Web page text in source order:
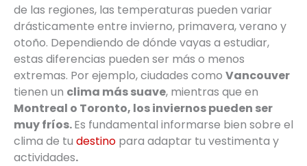
de las regiones, las temperaturas pueden variar
drásticamente entre invierno, primavera, verano y
otoño. Dependiendo de dónde vayas a estudiar,
estas diferencias pueden ser más o menos
extremas. Por ejemplo, ciudades como Vancouver
tienen un clima más suave, mientras que en
Montreal o Toronto, los inviernos pueden ser
muy fríos.Es fundamental informarse bien sobre el
clima de tu destino para adaptar tu vestimenta y
actividades.